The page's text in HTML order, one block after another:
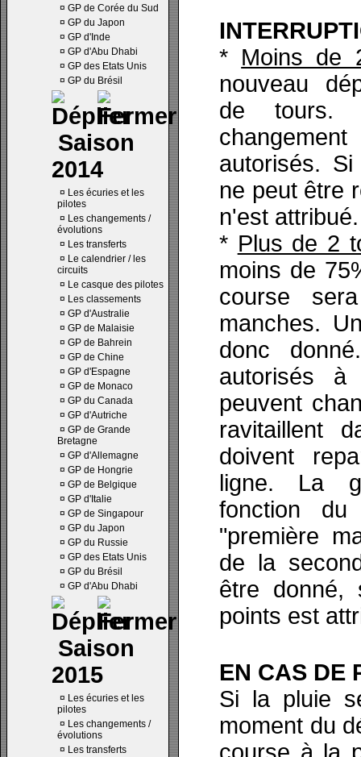
¤ GP de Corée du Sud
¤ GP du Japon
¤ GP d'Inde
¤ GP d'Abu Dhabi
¤ GP des Etats Unis
¤ GP du Brésil
Saison
2014
¤ Les écuries et les
pilotes
¤ Les changements /
évolutions
¤ Les transferts
¤ Le calendrier / les
circuits
¤ Le casque des pilotes
¤ Les classements
¤ GP d'Australie
¤ GP de Malaisie
¤ GP de Bahrein
¤ GP de Chine
¤ GP d'Espagne
¤ GP de Monaco
¤ GP du Canada
¤ GP d'Autriche
¤ GP de Grande
Bretagne
¤ GP d'Allemagne
¤ GP de Hongrie
¤ GP de Belgique
¤ GP d'Italie
¤ GP de Singapour
¤ GP du Japon
¤ GP du Russie
¤ GP des Etats Unis
¤ GP du Brésil
¤ GP d'Abu Dhabi
Saison
2015
¤ Les écuries et les
pilotes
¤ Les changements /
évolutions
¤ Les transferts
* Moins de
nouveau
de tours.
autorisés.
ne peut être
n'est attribué.
* Plus de 2
moins de
course
manches.
donc
autorisés à
peuvent
ravitaillent
doivent
ligne. La
fonction
"première
de la
être donné,
points est
EN CAS DE
Si la pluie
moment du